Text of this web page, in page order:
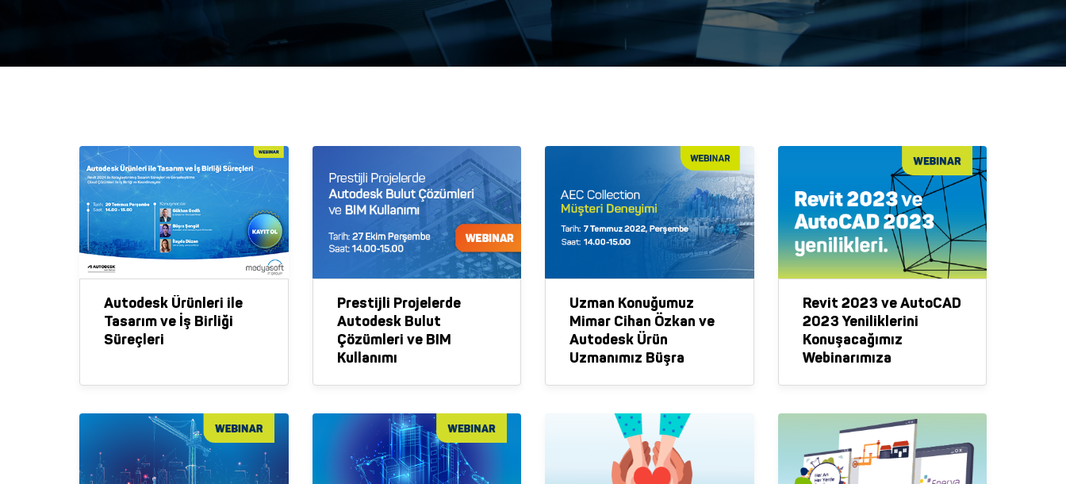
Autodesk Ürünleri ile
Tasarım ve İş Birliği
Süreçleri
Prestijli Projelerde
Autodesk Bulut
Çözümleri ve BIM
Kullanımı
Uzman Konuğumuz
Mimar Cihan Özkan ve
Autodesk Ürün
Uzmanımız Büşra
Deneyimi Webinarımıza
Davetlisiniz.
Revit 2023 ve AutoCAD
2023 Yeniliklerini
Konuşacağımız
Webinarımıza